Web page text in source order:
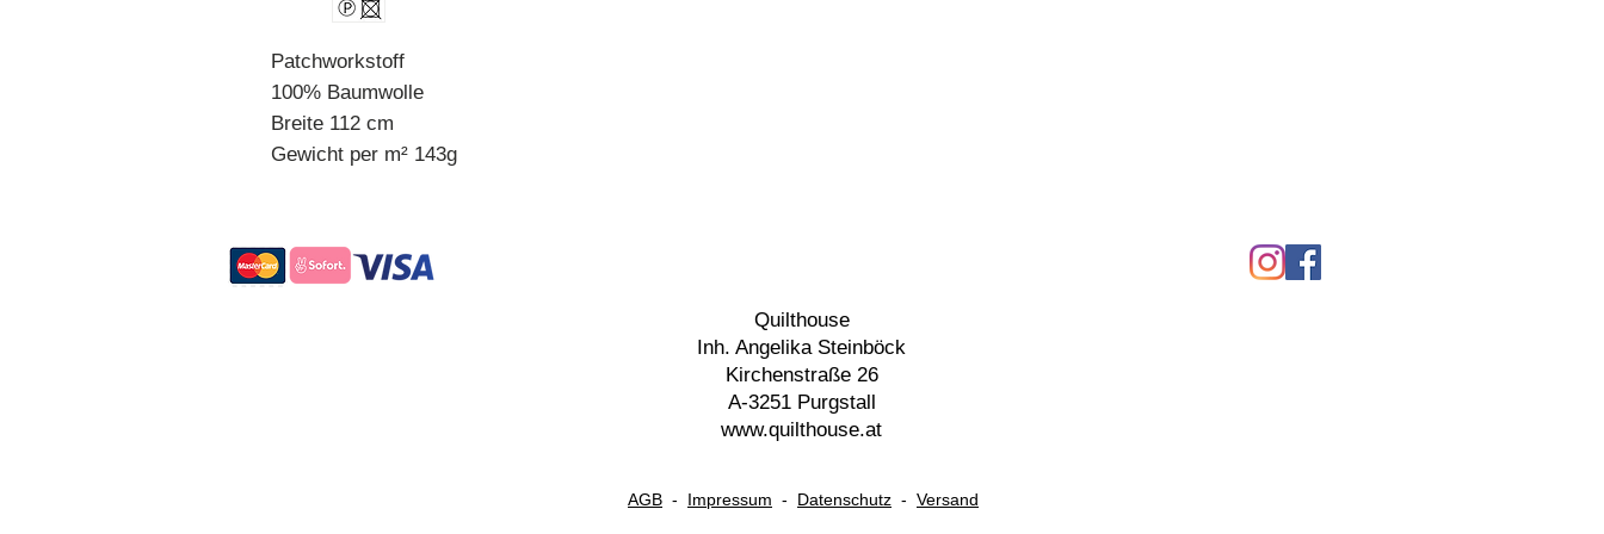
Patchworkstoff
100% Baumwolle
Breite 112 cm
Gewicht per m² 143g
Quilthouse
Inh. Angelika Steinböck
Kirchenstraße 26
A-3251 Purgstall
www.quilthouse.at
AGB - Impressum - Datenschutz - Versand